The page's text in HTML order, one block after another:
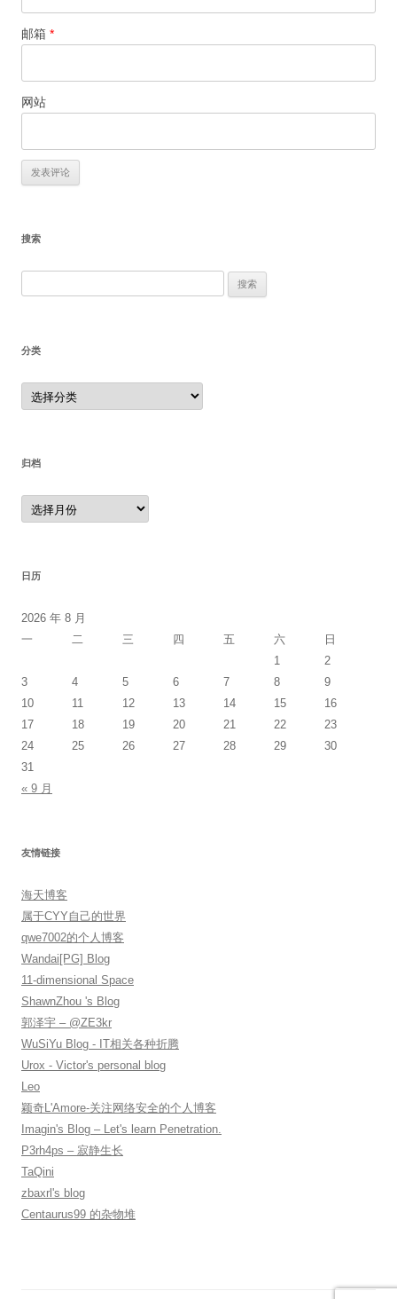
邮箱 *
网站
搜索
分类
分
类
归档
归
档
日历
2026 年 8 月
一
二 三 四 五 六
日
1
2
3
4 5 6 7 8
9
10
11 12 13 14 15
16
17
18 19 20 21 22
23
24
25 26 27 28 29
30
31
« 9 月
友情链接
海天博客
属于CYY自己的世界
qwe7002的个人博客
Wandai[PG] Blog
11-dimensional Space
ShawnZhou 's Blog
郭泽宇 – @ZE3kr
WuSiYu Blog - IT相关各种折腾
Urox - Victor's personal blog
Leo
颖奇L'Amore-关注网络安全的个人博客
Imagin's Blog – Let's learn Penetration.
P3rh4ps – 寂静生长
TaQini
zbaxrl's blog
Centaurus99 的杂物堆